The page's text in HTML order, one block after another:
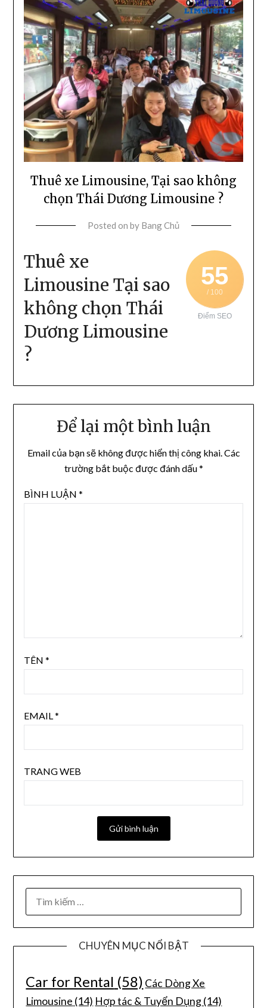
Thuê xe Limousine, Tại sao không
chọn Thái Dương Limousine ?
Posted on by Bang Chủ
55
/ 100
Điểm SEO
Thuê xe
Limousine Tại sao
không chọn Thái
Dương Limousine
?
Để lại một bình luận
Email của bạn sẽ không được hiển thị công khai.Các
trường bắt buộc được đánh dấu*
BÌNH LUẬN *
TÊN *
EMAIL*
TRANG WEB
CHUYÊN MỤC NỔI BẬT
Car for Rental (58) Các Dòng Xe
Limousine (14) Hợp tác & Tuyển Dụng(14)